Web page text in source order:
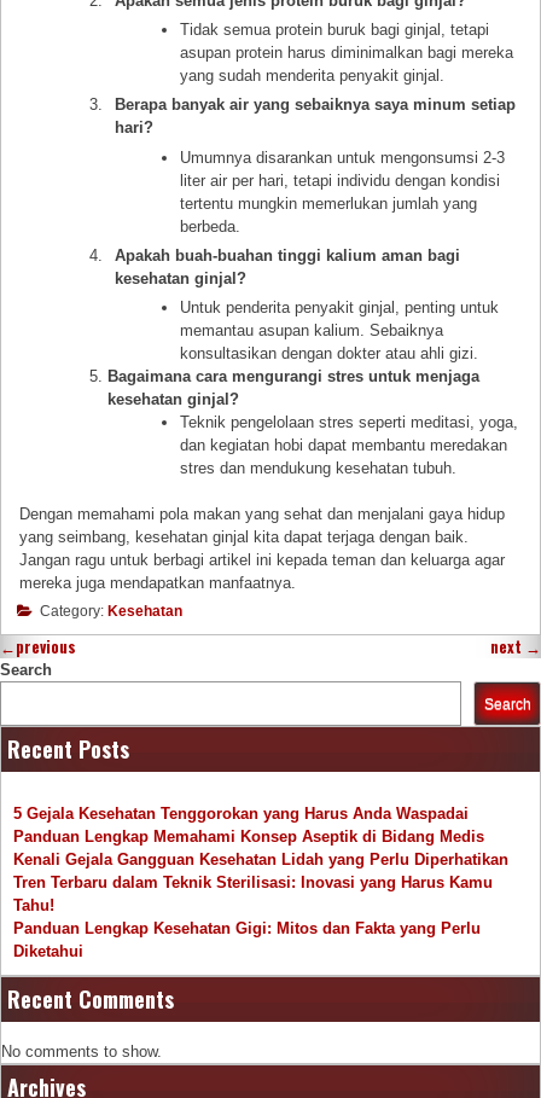
Tidak semua protein buruk bagi ginjal, tetapi
asupan protein harus diminimalkan bagi mereka
yang sudah menderita penyakit ginjal.
Berapa banyak air yang sebaiknya saya minum setiap
hari?
Umumnya disarankan untuk mengonsumsi 2-3
liter air per hari, tetapi individu dengan kondisi
tertentu mungkin memerlukan jumlah yang
berbeda.
Apakah buah-buahan tinggi kalium aman bagi
kesehatan ginjal?
Untuk penderita penyakit ginjal, penting untuk
memantau asupan kalium. Sebaiknya
konsultasikan dengan dokter atau ahli gizi.
Bagaimana cara mengurangi stres untuk menjaga
kesehatan ginjal?
Teknik pengelolaan stres seperti meditasi, yoga,
dan kegiatan hobi dapat membantu meredakan
stres dan mendukung kesehatan tubuh.
Dengan memahami pola makan yang sehat dan menjalani gaya hidup
yang seimbang, kesehatan ginjal kita dapat terjaga dengan baik.
Jangan ragu untuk berbagi artikel ini kepada teman dan keluarga agar
mereka juga mendapatkan manfaatnya.
Category: Kesehatan
←previous next →
Search
Search
Recent Posts
5 Gejala Kesehatan Tenggorokan yang Harus Anda Waspadai
Panduan Lengkap Memahami Konsep Aseptik di Bidang Medis
Kenali Gejala Gangguan Kesehatan Lidah yang Perlu Diperhatikan
Tren Terbaru dalam Teknik Sterilisasi: Inovasi yang Harus Kamu
Tahu!
Panduan Lengkap Kesehatan Gigi: Mitos dan Fakta yang Perlu
Diketahui
Recent Comments
No comments to show.
Archives